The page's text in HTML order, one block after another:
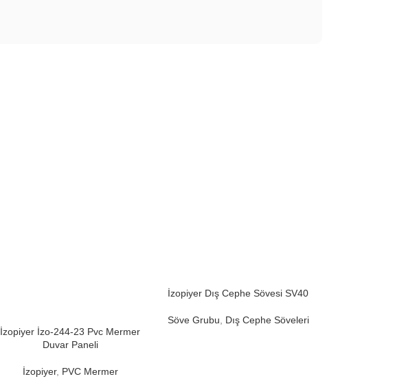
İzopiyer İzo-244-23 Pvc Mermer
Duvar Paneli
İzopiyer, PVC Mermer
İzopiyer Dış Cephe Sövesi SV40
Söve Grubu
Dış Cephe Söveleri